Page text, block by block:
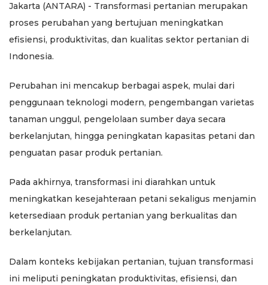
Jakarta (ANTARA) - Transformasi pertanian merupakan
proses perubahan yang bertujuan meningkatkan
efisiensi, produktivitas, dan kualitas sektor pertanian di
Indonesia.
Perubahan ini mencakup berbagai aspek, mulai dari
penggunaan teknologi modern, pengembangan varietas
tanaman unggul, pengelolaan sumber daya secara
berkelanjutan, hingga peningkatan kapasitas petani dan
penguatan pasar produk pertanian.
Pada akhirnya, transformasi ini diarahkan untuk
meningkatkan kesejahteraan petani sekaligus menjamin
ketersediaan produk pertanian yang berkualitas dan
berkelanjutan.
Dalam konteks kebijakan pertanian, tujuan transformasi
ini meliputi peningkatan produktivitas, efisiensi, dan